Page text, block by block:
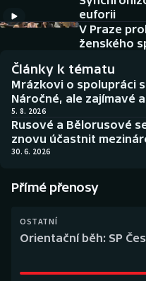
Baseball a softbal
Biatlon
Boby a skeleton
Box
Curling
Dostihy
Historické návraty
Aplikace ČT sport
AZ kvíz
euforii
V Praze
ženského
Články k tématu
Mrázkovi o spolupráci
Náročné, ale zajímavé
5. 8. 2026
Rusové a Bělorusové
znovu účastnit
30. 6. 2026
Přímé přenosy
OSTATNÍ
Orientační běh: SP